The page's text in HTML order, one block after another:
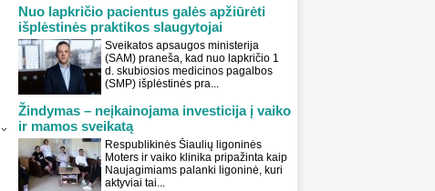
Nuo lapkričio pacientus galės apžiūrėti
išplėstinės praktikos slaugytojai
Sveikatos apsaugos ministerija
(SAM) praneša, kad nuo lapkričio 1
d. skubiosios medicinos pagalbos
(SMP) išplėstinės pra...
Žindymas – neįkainojama investicija į vaiko
ir mamos sveikatą
Respublikinės Šiaulių ligoninės
Moters ir vaiko klinika pripažinta kaip
Naujagimiams palanki ligoninė, kuri
aktyviai tai...